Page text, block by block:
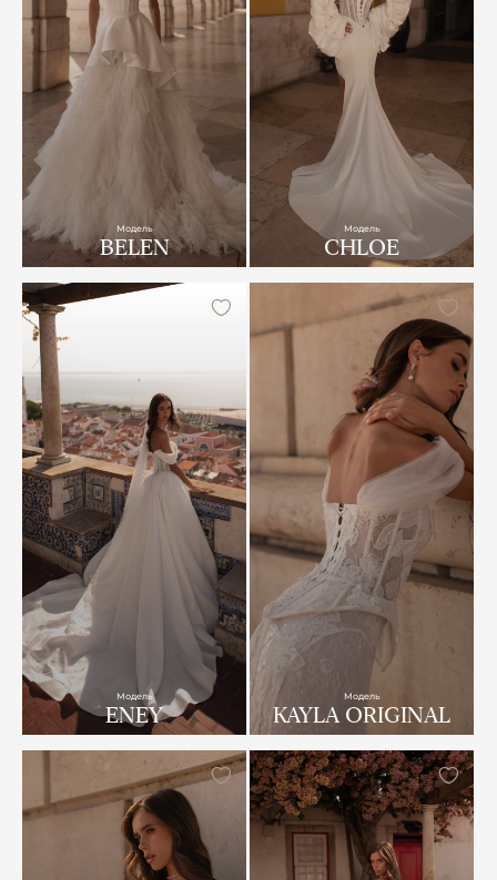
Модель
BELEN
Модель
CHLOE
Модель
ENEY
Модель
KAYLA ORIGINAL